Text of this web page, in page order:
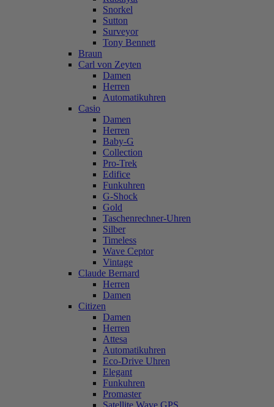
Snorkel
Sutton
Surveyor
Tony Bennett
Braun
Carl von Zeyten
Damen
Herren
Automatikuhren
Casio
Damen
Herren
Baby-G
Collection
Pro-Trek
Edifice
Funkuhren
G-Shock
Gold
Taschenrechner-Uhren
Silber
Timeless
Wave Ceptor
Vintage
Claude Bernard
Herren
Damen
Citizen
Damen
Herren
Attesa
Automatikuhren
Eco-Drive Uhren
Elegant
Funkuhren
Promaster
Satellite Wave GPS